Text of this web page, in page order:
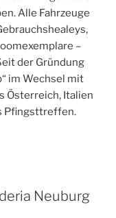
Alle Fahrzeuge
–
der Gründung
im Wechsel mit
Österreich, Italien
Pfingsttreffen.
Neuburg